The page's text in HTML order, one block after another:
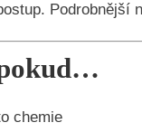
Podrobnější
chemie